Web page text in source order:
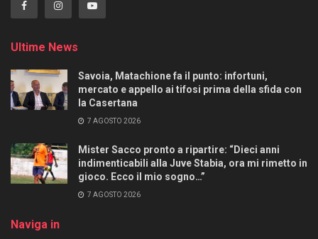
Ultime News
Savoia, Matachione fa il punto: infortuni,
mercato e appello ai tifosi prima della sfida con
la Casertana
7 AGOSTO 2026
Mister Sacco pronto a ripartire: “Dieci anni
indimenticabili alla Juve Stabia, ora mi rimetto in
gioco. Ecco il mio sogno…”
7 AGOSTO 2026
Naviga in